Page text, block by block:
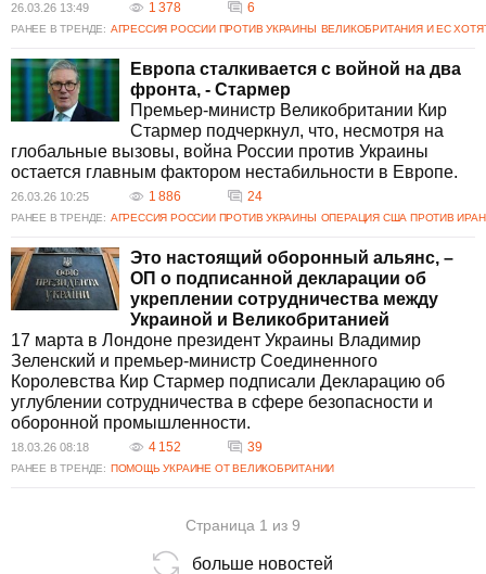
26.03.26 13:49 1 378 6
РАНЕЕ В ТРЕНДЕ: АГРЕССИЯ РОССИИ ПРОТИВ УКРАИНЫ ВЕЛИКОБРИТАНИЯ И ЕС
Европа сталкивается с войной на два
фронта, - Стармер
Премьер-министр Великобритании Кир
Стармер подчеркнул, что, несмотря на
глобальные вызовы, война России против Украины
остается главным фактором нестабильности в Европе.
26.03.26 10:25 1 886 24
РАНЕЕ В ТРЕНДЕ: АГРЕССИЯ РОССИИ ПРОТИВ УКРАИНЫ ОПЕРАЦИЯ США ПРОТИВ
Это настоящий оборонный альянс, –
ОП о подписанной декларации об
укреплении сотрудничества между
Украиной и Великобританией
17 марта в Лондоне президент Украины Владимир
Зеленский и премьер-министр Соединенного
Королевства Кир Стармер подписали Декларацию об
углублении сотрудничества в сфере безопасности и
оборонной промышленности.
18.03.26 08:18 4 152 39
РАНЕЕ В ТРЕНДЕ: ПОМОЩЬ УКРАИНЕ ОТ ВЕЛИКОБРИТАНИИ
Страница 1 из 9
больше новостей